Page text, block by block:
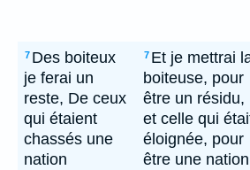
7 Des boiteux
je ferai un
reste, De ceux
qui étaient
chassés une
nation
7 Et je mettrai
boiteuse, pour
être un résidu,
et celle qui
éloignée, pour
être une nation